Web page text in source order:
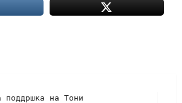
поддршка на Тони